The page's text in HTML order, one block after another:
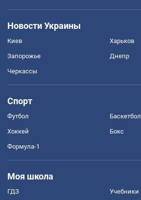
Новости Украины
Киев Харьков
Запорожье Днепр
Черкассы
Спорт
Футбол Баскетбол
Хоккей Бокс
Формула-1
Моя школа
ГДЗ Учебники